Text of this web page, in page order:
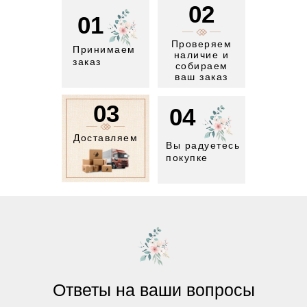
01
Принимаем
заказ
02
Проверяем
наличие и
собираем
ваш заказ
03
Доставляем
04
Вы радуетесь
покупке
Ответы на ваши вопросы